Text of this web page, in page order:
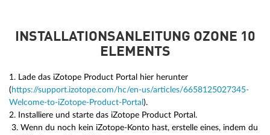
INSTALLATIONSANLEITUNG OZONE 10
ELEMENTS
1. Lade das iZotope Product Portal hier herunter
( https://support.izotope.com/hc/en-us/articles/6658125027345-
Welcome-to-iZotope-Product-Portal ).
2. Installiere und starte das iZotope Product Portal.
3. Wenn du noch kein iZotope-Konto hast, erstelle eines, indem du